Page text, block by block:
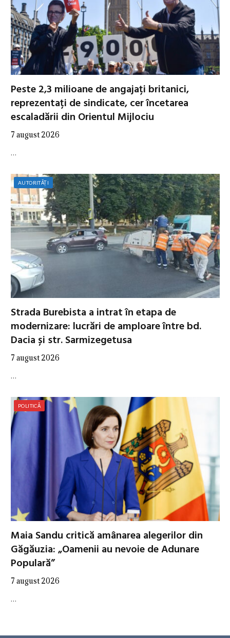
Peste 2,3 milioane de angajați britanici,
reprezentați de sindicate, cer încetarea
escaladării din Orientul Mijlociu
7 august 2026
…
AUTORITĂȚI
Strada Burebista a intrat în etapa de
modernizare: lucrări de amploare între bd.
Dacia și str. Sarmizegetusa
7 august 2026
…
POLITICĂ
Maia Sandu critică amânarea alegerilor din
Găgăuzia: „Oamenii au nevoie de Adunare
Populară”
7 august 2026
…